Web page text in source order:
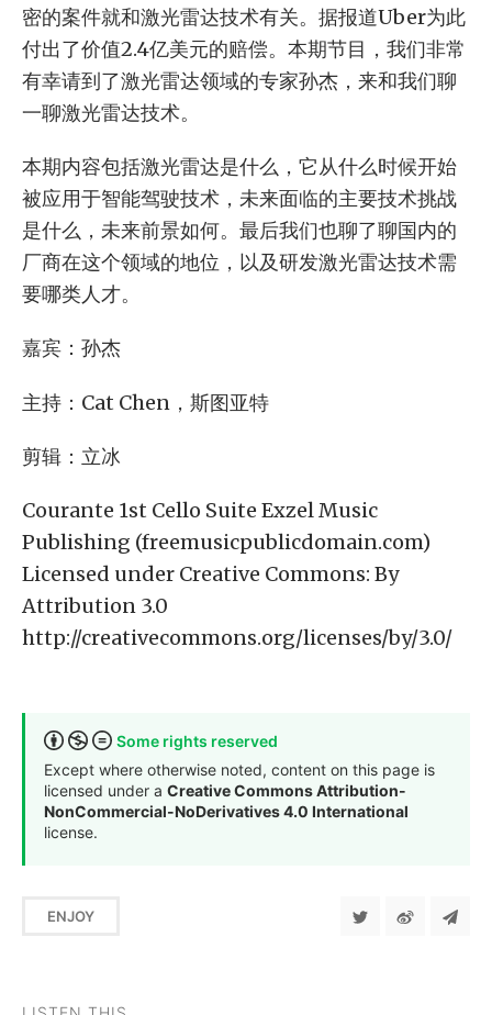
密的案件就和激光雷达技术有关。据报道Uber为此
付出了价值2.4亿美元的赔偿。本期节目，我们非常
有幸请到了激光雷达领域的专家孙杰，来和我们聊
一聊激光雷达技术。
本期内容包括激光雷达是什么，它从什么时候开始
被应用于智能驾驶技术，未来面临的主要技术挑战
是什么，未来前景如何。最后我们也聊了聊国内的
厂商在这个领域的地位，以及研发激光雷达技术需
要哪类人才。
嘉宾：孙杰
主持：Cat Chen，斯图亚特
剪辑：立冰
Courante 1st Cello Suite Exzel Music
Publishing (freemusicpublicdomain.com)
Licensed under Creative Commons: By
Attribution 3.0
http://creativecommons.org/licenses/by/3.0/
Some rights reserved
Except where otherwise noted, content on this page is
licensed under a Creative Commons Attribution-
NonCommercial-NoDerivatives 4.0 International
license.
ENJOY